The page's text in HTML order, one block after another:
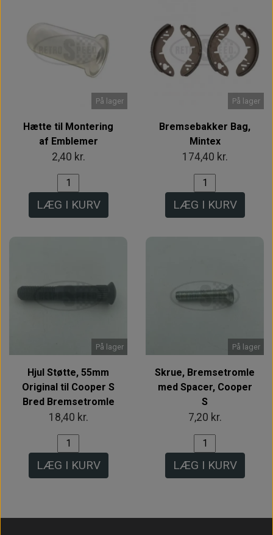
På lager
Hætte til Montering
af Emblemer
2,40 kr.
LÆG I KURV
På lager
Bremsebakker Bag,
Mintex
174,40 kr.
LÆG I KURV
På lager
Hjul Støtte, 55mm
Original til Cooper S
Bred Bremsetromle
18,40 kr.
LÆG I KURV
På lager
Skrue, Bremsetromle
med Spacer, Cooper
S
7,20 kr.
LÆG I KURV